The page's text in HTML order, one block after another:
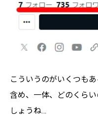
こういうのがいくつも
含め、一体、どのくら
しょうね…